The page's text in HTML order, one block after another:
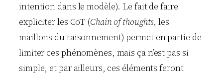
intention dans le modèle). Le fait de faire
expliciter les CoT (Chain of thoughts, les
maillons du raisonnement) permet en partie de
limiter ces phénomènes, mais ça n’est pas si
simple, et par ailleurs, ces éléments feront